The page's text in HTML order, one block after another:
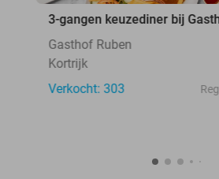
3-gangen keuzediner bij
Gasthof Ruben
Kortrijk
Verkocht: 303